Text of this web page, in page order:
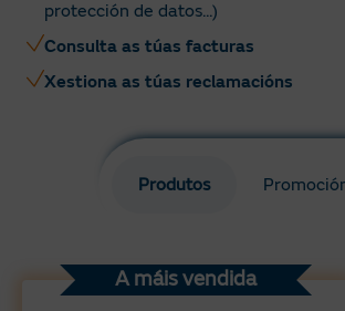
protección de datos...)
Consulta as túas facturas
Xestiona as túas reclamacións
Produtos
A máis vendida